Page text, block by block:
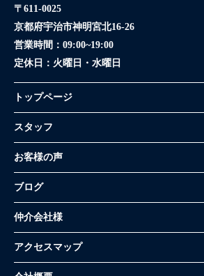
〒611-0025
京都府宇治市神明宮北16-26
営業時間： 09:00~19:00
定休日： 火曜日・水曜日
トップページ
スタッフ
お客様の声
ブログ
仲介会社様
アクセスマップ